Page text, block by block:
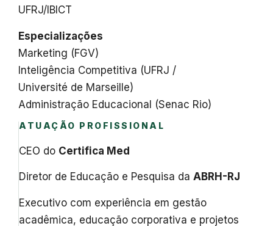
UFRJ/IBICT
Especializações
Marketing (FGV)
Inteligência Competitiva (UFRJ /
Université de Marseille)
Administração Educacional (Senac Rio)
ATUAÇÃO PROFISSIONAL
CEO do Certifica Med
Diretor de Educação e Pesquisa da ABRH-RJ
Executivo com experiência em gestão
acadêmica, educação corporativa e projetos